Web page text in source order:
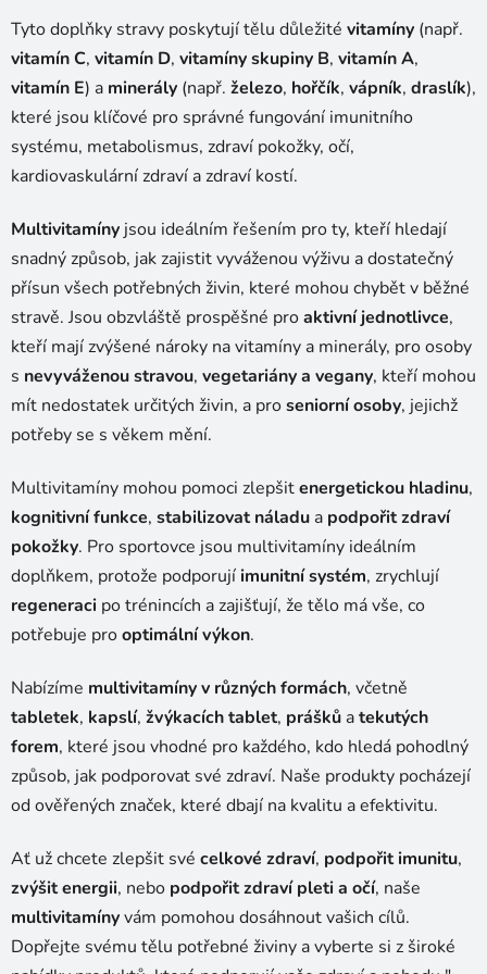
y
v
ý
p
s
u
Tyto doplňky stravy poskytují tělu důležité vitamíny (např.
vitamín C, vitamín D, vitamíny skupiny B, vitamín A,
vitamín E) a minerály (např. železo, hořčík, vápník, draslík),
které jsou klíčové pro správné fungování imunitního
systému, metabolismus, zdraví pokožky, očí,
kardiovaskulární zdraví a zdraví kostí.
Multivitamíny jsou ideálním řešením pro ty, kteří hledají
snadný způsob, jak zajistit vyváženou výživu a dostatečný
přísun všech potřebných živin, které mohou chybět v běžné
stravě. Jsou obzvláště prospěšné proaktivní jednotlivce,
kteří mají zvýšené nároky na vitamíny a minerály, pro osoby
s nevyváženou stravou, vegetariány a vegany, kteří mohou
mít nedostatek určitých živin, a proseniorní osoby, jejichž
potřeby se s věkem mění.
Multivitamíny mohou pomoci zlepšitenergetickou hladinu,
kognitivní funkce, stabilizovat náladu a podpořit zdraví
pokožky. Pro sportovce jsou multivitamíny ideálním
doplňkem, protože podporujíimunitní systém, zrychlují
regeneraci po trénincích a zajišťují, že tělo má vše, co
potřebuje prooptimální výkon.
Nabízíme multivitamíny v různých formách, včetně
tabletek, kapslí, žvýkacích tablet, prášků atekutých
forem, které jsou vhodné pro každého, kdo hledá pohodlný
způsob, jak podporovat své zdraví. Naše produkty pocházejí
od ověřených značek, které dbají na kvalitu a efektivitu.
Ať už chcete zlepšit své celkové zdraví, podpořit imunitu,
zvýšit energii, nebo podpořit zdraví pleti a očí, naše
multivitamínyvám pomohou dosáhnout vašich cílů.
Dopřejte svému tělu potřebné živiny a vyberte si z široké